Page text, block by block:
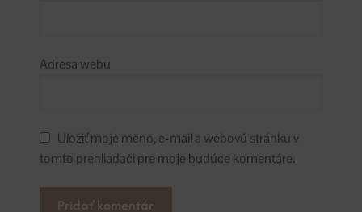
Adresa webu
Uložiť moje meno, e-mail a webovú stránku v
tomto prehliadači pre moje budúce komentáre.